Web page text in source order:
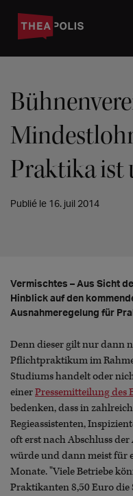
Praktika ist
Publié le 16. juil 2014
Vermischtes – Aus Sicht
Hinblick auf den
Ausnahmeregelung für
Denn dieser gilt nur dann
Pflichtpraktikum im
Studiums handelt oder
einerPressemitteilung des
bedenken, dass in
Regieassistenten,
oft erst nach Abschluss
würde und dann meist für
Monate. "Viele Betriebe
Praktikanten 8,50 Euro